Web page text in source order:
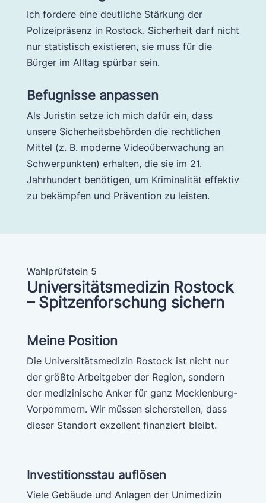
Ich fordere eine deutliche Stärkung der
Polizeipräsenz in Rostock. Sicherheit darf nicht
nur statistisch existieren, sie muss für die
Bürger im Alltag spürbar sein.
Befugnisse anpassen
Als Juristin setze ich mich dafür ein, dass
unsere Sicherheitsbehörden die rechtlichen
Mittel (z. B. moderne Videoüberwachung an
Schwerpunkten) erhalten, die sie im 21.
Jahrhundert benötigen, um Kriminalität effektiv
zu bekämpfen und Prävention zu leisten.
Wahlprüfstein 5
Universitätsmedizin Rostock
– Spitzenforschung sichern
Meine Position
Die Universitätsmedizin Rostock ist nicht nur
der größte Arbeitgeber der Region, sondern
der medizinische Anker für ganz Mecklenburg-
Vorpommern. Wir müssen sicherstellen, dass
dieser Standort exzellent finanziert bleibt.
Investitionsstau auflösen
Viele Gebäude und Anlagen der Unimedizin